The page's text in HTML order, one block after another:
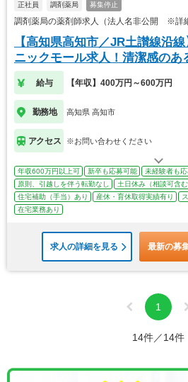
正社員 調剤薬局 募集停止
調剤薬局の薬剤師求人（法人名非公開 ※詳
【高知県高知市／JR土讃線沿
ニックモール求人！清潔感のあ
給与 【年収】400万円～600万円
勤務地 高知県 高知市
アクセス ※お問い合わせください
年収600万円以上可 新卒も応募可能
未経験者も
原則、引越しを伴う転勤なし
土日休み（相談可含む
住宅補助（手当）あり
産休・育休取得実績有り
在宅業務あり
求人の詳細を見る 最新の募
1
14件／14件